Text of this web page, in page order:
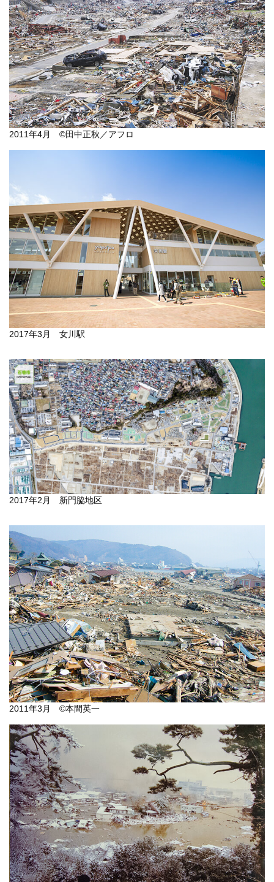
2011年4月 ©田中正秋／アフロ
2017年3月 女川駅
2017年2月 新門脇地区
2011年3月 ©本間英一